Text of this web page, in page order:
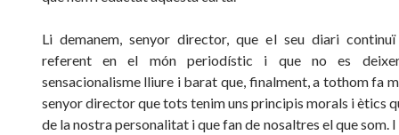
Li demanem, senyor director, que el seu diari
referent en el món periodístic i que no es
sensacionalisme lliure i barat que, finalment, a tothom fa
senyor director que tots tenim uns principis morals i ètics
de la nostra personalitat i que fan de nosaltres el que som.